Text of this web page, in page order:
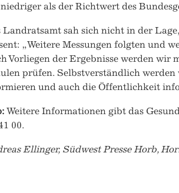
als der Richtwert des
Landratsamt sah sich nicht in der
„Weitere Messungen folgten und
Vorliegen der Ergebnisse werden
prüfen. Selbstverständlich
und auch die Öffentlichkeit
Weitere Informationen gibt das
00.
Ellinger, Südwest Presse Horb,